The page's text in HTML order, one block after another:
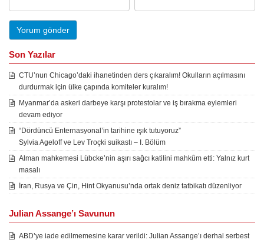
Son Yazılar
CTU’nun Chicago’daki ihanetinden ders çıkaralım! Okulların açılmasını
durdurmak için ülke çapında komiteler kuralım!
Myanmar’da askeri darbeye karşı protestolar ve iş bırakma eylemleri
devam ediyor
“Dördüncü Enternasyonal’in tarihine ışık tutuyoruz”
Sylvia Ageloff ve Lev Troçki suikastı – I. Bölüm
Alman mahkemesi Lübcke’nin aşırı sağcı katilini mahkûm etti: Yalnız kurt
masalı
İran, Rusya ve Çin, Hint Okyanusu’nda ortak deniz tatbikatı düzenliyor
Julian Assange’ı Savunun
ABD’ye iade edilmemesine karar verildi: Julian Assange’ı derhal serbest